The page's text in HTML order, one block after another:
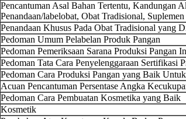
Pencantuman Asal Bahan Tertentu, Kandungan
Penandaan/labelobat, Obat Tradisional,
Penandaan Khusus Pada Obat Tradisional yang
Pedoman Umum Pelabelan Produk Pangan
Pedoman Pemeriksaan Sarana Produksi Pangan
Pedoman Tata Cara Penyelenggaraan Sertifikasi
Pedoman Cara Produksi Pangan yang Baik
Acuan Pencantuman Persentase Angka
Pedoman Cara Pembuatan Kosmetika yang Baik
Kosmetik